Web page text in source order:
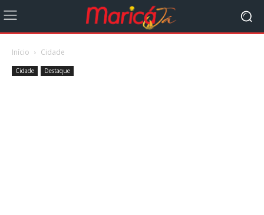
Início Cidade
Cidade Destaque